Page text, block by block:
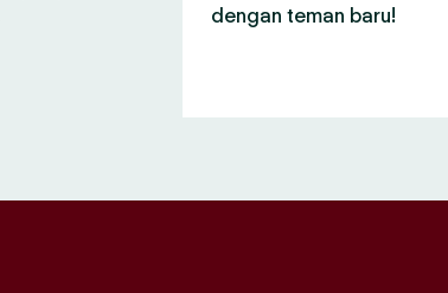
dengan teman baru!